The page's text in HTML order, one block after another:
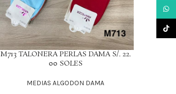
LEER MÁS
M713 TALONERA PERLAS DAMA S/. 22.
00 SOLES
MEDIAS ALGODON DAMA
LEER MÁS
TikTok